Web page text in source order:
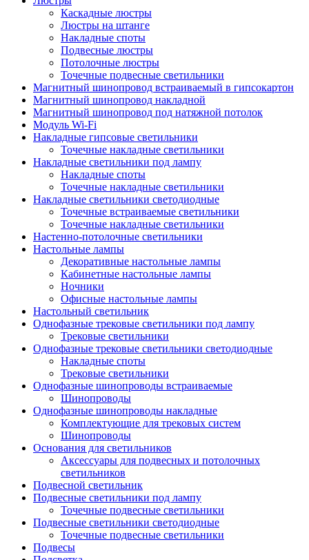
Каскадные люстры
Люстры на штанге
Накладные споты
Подвесные люстры
Потолочные люстры
Точечные подвесные светильники
Магнитный шинопровод встраиваемый в гипсокартон
Магнитный шинопровод накладной
Магнитный шинопровод под натяжной потолок
Модуль Wi-Fi
Накладные гипсовые светильники
Точечные накладные светильники
Накладные светильники под лампу
Накладные споты
Точечные накладные светильники
Накладные светильники светодиодные
Точечные встраиваемые светильники
Точечные накладные светильники
Настенно-потолочные светильники
Настольные лампы
Декоративные настольные лампы
Кабинетные настольные лампы
Ночники
Офисные настольные лампы
Настольный светильник
Однофазные трековые светильники под лампу
Трековые светильники
Однофазные трековые светильники светодиодные
Накладные споты
Трековые светильники
Однофазные шинопроводы встраиваемые
Шинопроводы
Однофазные шинопроводы накладные
Комплектующие для трековых систем
Шинопроводы
Основания для светильников
Аксессуары для подвесных и потолочных
светильников
Подвесной светильник
Подвесные светильники под лампу
Точечные подвесные светильники
Подвесные светильники светодиодные
Точечные подвесные светильники
Подвесы